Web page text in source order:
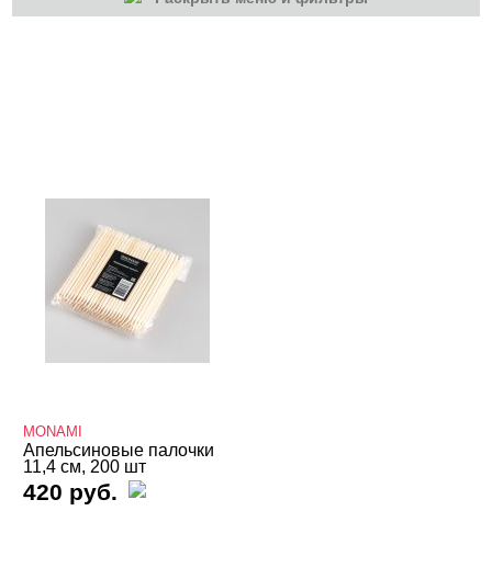
Распродажа
Дизайн ногтей
Инструменты
Кусачки, ножницы, инструменты
Апельсиновые палочки, брусочки, пушеры
Metzger
Monami
Runail
MONAMI
Апельсиновые палочки
11,4 см, 200 шт
420 руб.